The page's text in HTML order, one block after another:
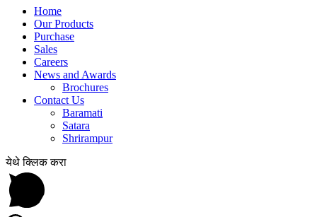
Home
Our Products
Purchase
Sales
Careers
News and Awards
Brochures
Contact Us
Baramati
Satara
Shrirampur
येथे क्लिक करा